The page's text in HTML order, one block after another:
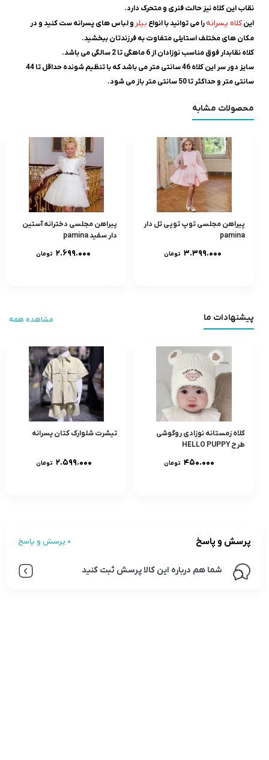
نقاب این کلاه نیز حالت فنری و متحرک دارد.
اینکلاه پسرانهرا می توانید با انواع بیلر و لباس های پسرانه ست کنید و در
مکان های مختلف استایلی متفاوت به فرزندتان ببخشید.
کلاه نقابدار فوق مناسب نوزادان از 6 ماهگی تا 2 سالگی می باشد.
سایز دور سر این کلاه 46 سانتی متر می باشد که با تنظیم شونده حداقل تا 44
سانتی متر و حداکثر تا 50 سانتی متر باز می شود.
محصولات مشابه
پیراهن مجلسی توپ توپی تل دار
pamina
۳.۳۹۹.۰۰۰ تومان
پیراهن مجلسی دخترانه آستین
دار سفید pamina
۲.۶۹۹.۰۰۰ تومان
پیشنهادات ما مشاهده همه
کلاه زمستانه نوزادی روگوشی
طرح HELLO PUPPY
۴۵۰.۰۰۰ تومان
تیشرت شلوارک کتان پسرانه
۲.۵۹۹.۰۰۰ تومان
پرسش و پاسخ 0 پرسش و پاسخ
شما هم درباره این کالا پرسش ثبت کنید